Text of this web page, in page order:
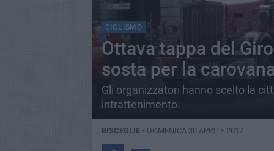
CICLISMO
Ottava tappa del
sosta per la
Gli organizzatori hanno scelto la
intrattenimento
BISCEGLIE - DOMENICA 30 APRILE 2017